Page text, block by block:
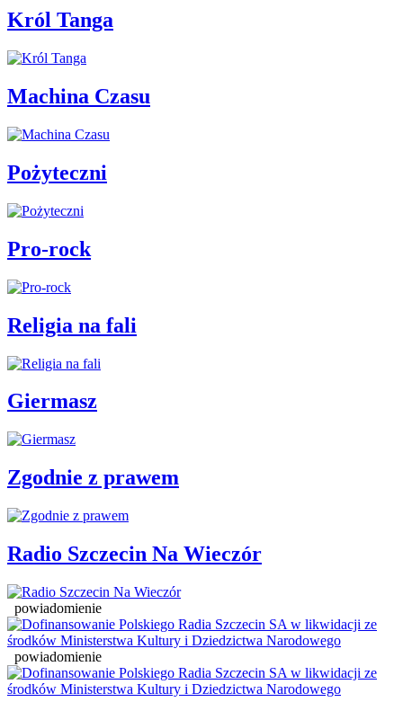
Król Tanga
Machina Czasu
Pożyteczni
Pro-rock
Religia na fali
Giermasz
Zgodnie z prawem
Radio Szczecin Na Wieczór
powiadomienie
powiadomienie